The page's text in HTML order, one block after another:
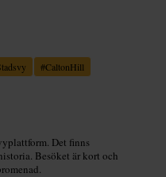
#CaltonHill
Det finns
Besöket är kort och